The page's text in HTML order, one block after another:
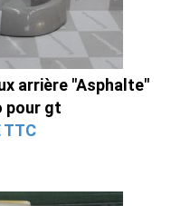
arrière "Asphalte"
pour gt
TTC